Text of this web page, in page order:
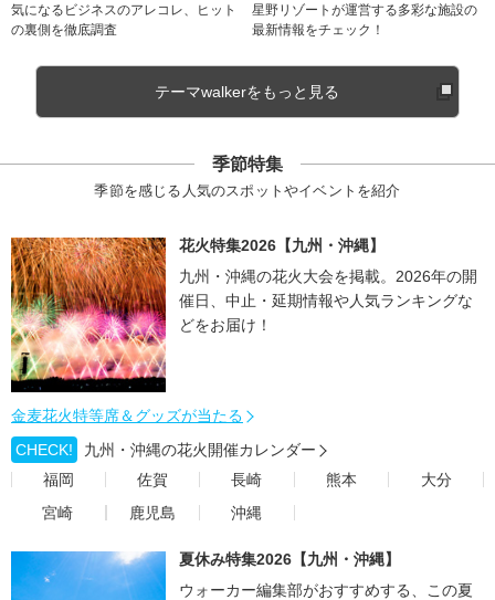
気になるビジネスのアレコレ、ヒット
の裏側を徹底調査
星野リゾートが運営する多彩な施設の
最新情報をチェック！
テーマwalkerをもっと見る
季節特集
季節を感じる人気のスポットやイベントを紹介
花火特集2026【九州・沖縄】
九州・沖縄の花火大会を掲載。2026年の開
催日、中止・延期情報や人気ランキングな
どをお届け！
金麦花火特等席＆グッズが当たる
CHECK!
九州・沖縄の花火開催カレンダー
福岡
佐賀 長崎 熊本
大分
宮崎
鹿児島 沖縄
夏休み特集2026【九州・沖縄】
ウォーカー編集部がおすすめする、この夏